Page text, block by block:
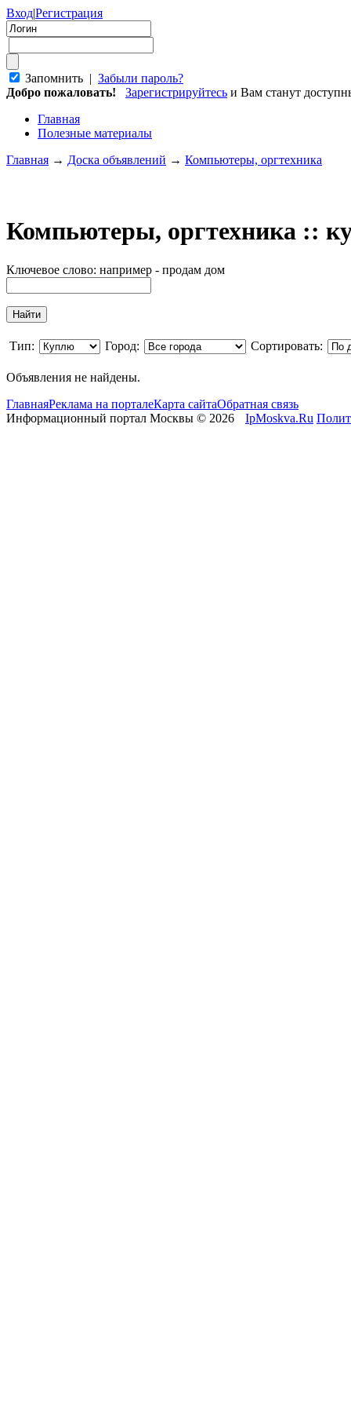
Вход|Регистрация
Запомнить | Забыли пароль?
Добро пожаловать!
Зарегистрируйтесь и Вам станут
Главная
Полезные материалы
Главная → Доска объявлений → Компьютеры, оргтехника
Компьютеры, оргтехника ::
Ключевое слово: например - продам дом
Тип: Город: Сортировать:
Объявления не найдены.
ГлавнаяРеклама на порталеКарта сайтаОбратная связь
Информационный портал Москвы © 2026
IpMoskva.Ru